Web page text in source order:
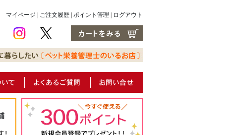
マイページ ご注文履歴 ポイント管理 ログアウト